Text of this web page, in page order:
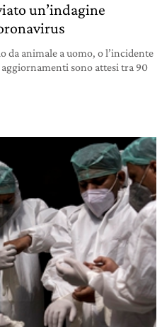
un’indagine
da animale a uomo, o l’incidente
sono attesi tra 90